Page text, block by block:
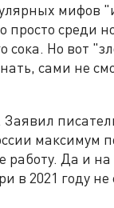
мифов
просто среди
сока. Но вот
сами не
максимум
работу. Да и
в 2021 году не